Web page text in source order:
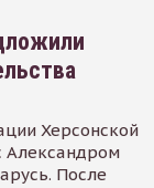
Херсонской
Александром
После